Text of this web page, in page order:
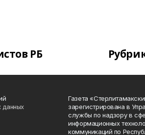
РБ
данных
Газета
зарегистрирована в
службы по надзору в
информационных
коммуникаций по